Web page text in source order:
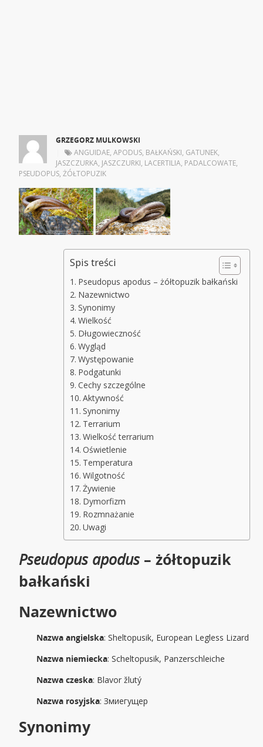
GRZEGORZ MULKOWSKI
ANGUIDAE,APODUS, BAŁKAŃSKI, GATUNEK,
JASZCZURKA, JASZCZURKI, LACERTILIA, PADALCOWATE,
PSEUDOPUS,ŻÓŁTOPUZIK
Spis treści
Pseudopus apodus – żółtopuzik bałkański
Nazewnictwo
Synonimy
Wielkość
Długowieczność
Wygląd
Występowanie
Podgatunki
Cechy szczególne
Aktywność
Synonimy
Terrarium
Wielkość terrarium
Oświetlenie
Temperatura
Wilgotność
Żywienie
Dymorfizm
Rozmnażanie
Uwagi
Pseudopus apodus– żółtopuzik
bałkański
Nazewnictwo
Nazwa angielska: Sheltopusik, European Legless Lizard
Nazwa niemiecka: Scheltopusik, Panzerschleiche
Nazwa czeska: Blavor žlutý
Nazwa rosyjska: Змиегущер
Synonimy